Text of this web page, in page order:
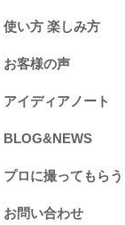
使い方 楽しみ方
お客様の声
アイディアノート
BLOG&NEWS
プロに撮ってもらう
お問い合わせ